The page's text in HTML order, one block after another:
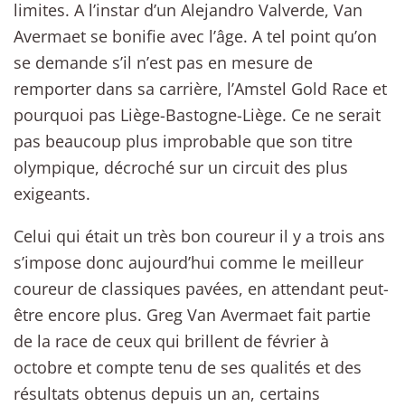
limites. A l’instar d’un Alejandro Valverde, Van
Avermaet se bonifie avec l’âge. A tel point qu’on
se demande s’il n’est pas en mesure de
remporter dans sa carrière, l’Amstel Gold Race et
pourquoi pas Liège-Bastogne-Liège. Ce ne serait
pas beaucoup plus improbable que son titre
olympique, décroché sur un circuit des plus
exigeants.
Celui qui était un très bon coureur il y a trois ans
s’impose donc aujourd’hui comme le meilleur
coureur de classiques pavées, en attendant peut-
être encore plus. Greg Van Avermaet fait partie
de la race de ceux qui brillent de février à
octobre et compte tenu de ses qualités et des
résultats obtenus depuis un an, certains